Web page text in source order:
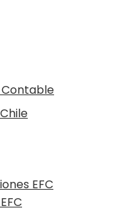
EFC